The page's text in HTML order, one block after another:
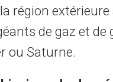
région extérieure
de gaz et de
ou Saturne.